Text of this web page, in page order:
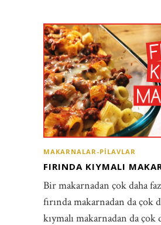
MAKARNALAR-PILAVLAR
FIRINDA KIYMALI
Bir makarnadan çok daha
fırında makarnadan da çok
kıymalı makarnadan da çok